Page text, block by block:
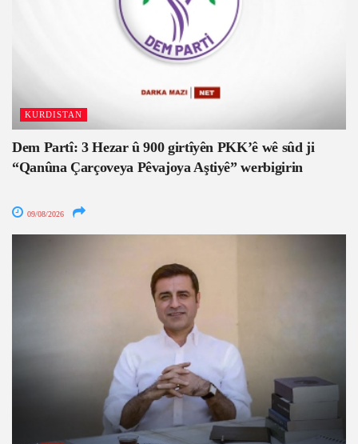
KURDISTAN
Dem Partî: 3 Hezar û 900 girtîyên PKK’ê wê sûd ji
“Qanûna Çarçoveya Pêvajoya Aştiyê” werbigirin
09/08/2026